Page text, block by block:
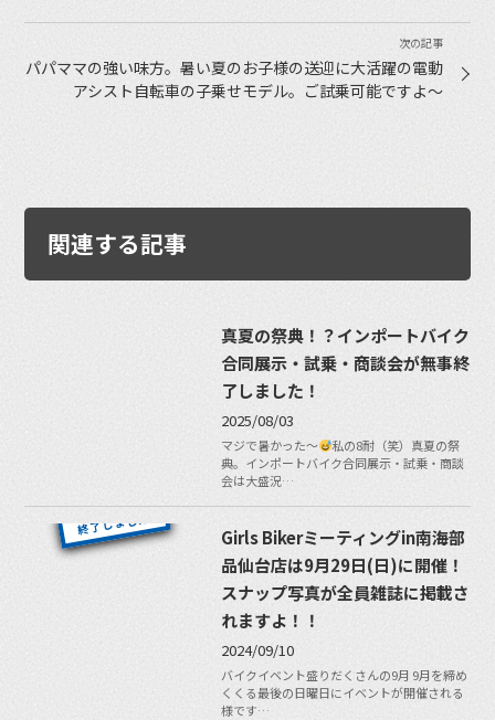
パパママの強い味方。暑い夏のお子様の送迎に大活躍の電動
アシスト自転車の子乗せモデル。ご試乗可能ですよ〜
関連する記事
真夏の祭典！？インポートバイク
合同展示・試乗・商談会が無事終
了しました！
2025/08/03
マジで暑かった〜
私の8耐（笑）真夏の祭
典。インポートバイク合同展示・試乗・商談
会は大盛況…
Girls Bikerミーティングin南海部
品仙台店は9月29日(日)に開催！
スナップ写真が全員雑誌に掲載さ
れますよ！！
2024/09/10
バイクイベント盛りだくさんの9月 9月を締め
くくる最後の日曜日にイベントが開催される
様です…